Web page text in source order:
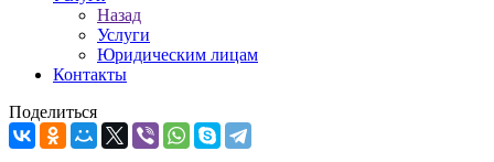
Назад
Услуги
Юридическим лицам
Контакты
Поделиться